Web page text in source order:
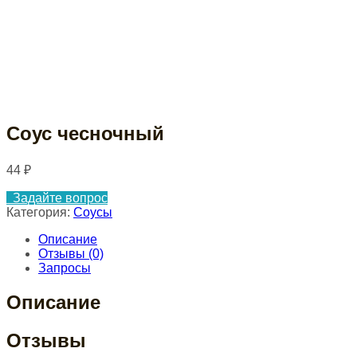
Соус чесночный
44 ₽
Задайте вопрос
Категория: Соусы
Описание
Отзывы (0)
Запросы
Описание
Отзывы